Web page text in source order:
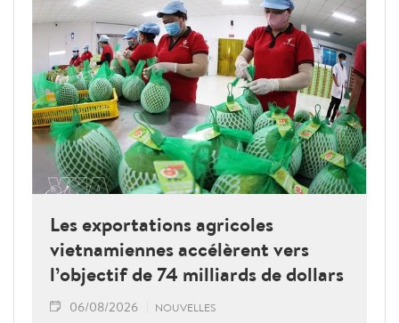
Les exportations agricoles
vietnamiennes accélèrent vers
l’objectif de 74 milliards de dollars
06/08/2026 NOUVELLES